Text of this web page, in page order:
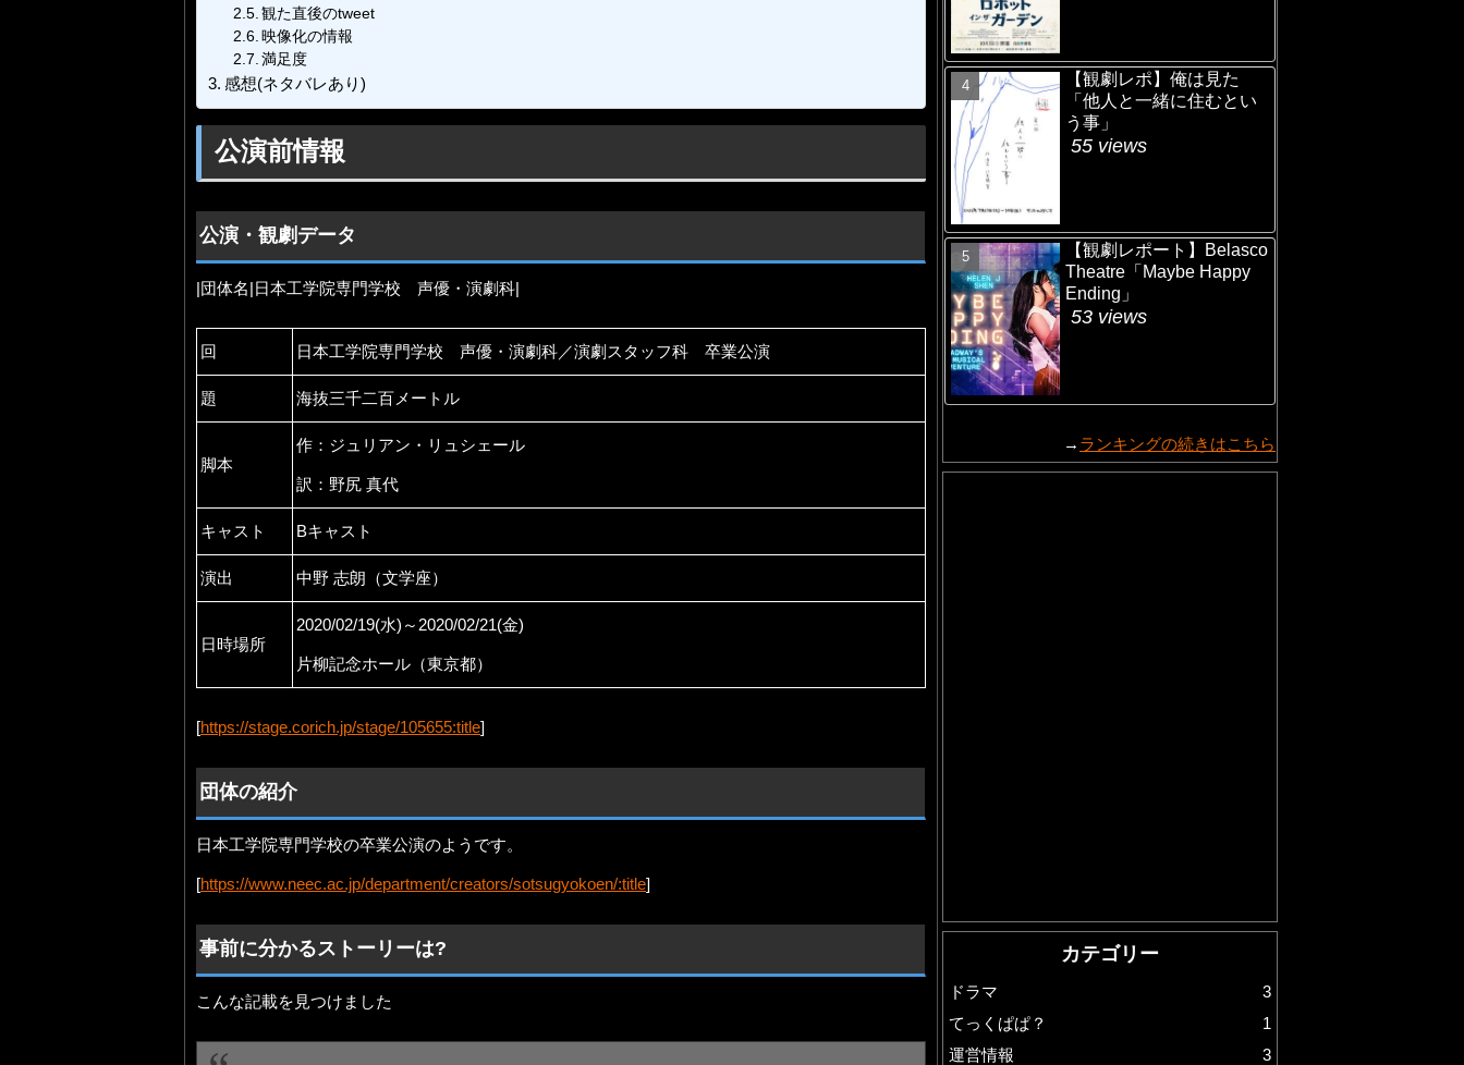
観た直後のtweet
映像化の情報
満足度
感想(ネタバレあり)
公演前情報
公演・観劇データ
|団体名|日本工学院専門学校 声優・演劇科|
回 日本工学院専門学校 声優・演劇科／演劇スタッフ科 卒業公演
題 海抜三千二百メートル
脚本
作：ジュリアン・リュシェール
訳：野尻 真代
キャスト Bキャスト
演出 中野 志朗（文学座）
日時場所
2020/02/19(水)～2020/02/21(金)
片柳記念ホール（東京都）
[https://stage.corich.jp/stage/105655:title]
団体の紹介
日本工学院専門学校の卒業公演のようです。
[https://www.neec.ac.jp/department/creators/sotsugyokoen/:title]
事前に分かるストーリーは?
こんな記載を見つけました
【観劇レポ】俺は見た
「他人と一緒に住むとい
う事」
55 views
【観劇レポート】Belasco
Theatre「Maybe Happy
Ending」
53 views
→ ランキングの続きはこちら
カテゴリー
ドラマ
3
てっくぱぱ？
1
運営情報
3